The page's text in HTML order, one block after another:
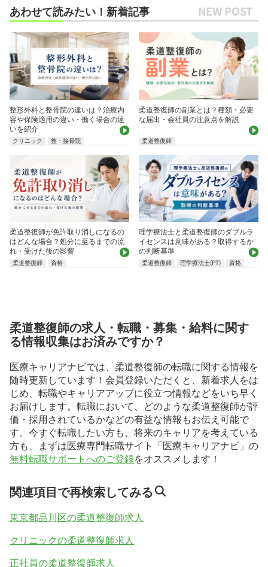
あわせて読みたい！新着記事
整形外科と整骨院の違いは？治療内
容や保険適用の違い・働く場合の違
いを紹介
クリニック 整・接骨院
柔道整復師の副業とは？種類・必要
な届出・会社員の注意点を解説
柔道整復師
柔道整復師が免許取り消しになるの
はどんな場合？処分に至るまでの流
れ・受けた後の影響
柔道整復師 資格
理学療法士と柔道整復師のダブルラ
イセンスは意味がある？取得するか
の判断基準
柔道整復師 理学療法士(PT) 資格
柔道整復師の求人・転職・募集・給料に関す
る情報収集はお済みですか？
医療キャリアナビでは、柔道整復師の転職に関する情報を
随時更新しています！会員登録いただくと、新着求人をは
じめ、転職やキャリアアップに役立つ情報などをいち早く
お届けします。転職において、どのような柔道整復師が評
価・採用されているかなどの有益な情報もお伝え可能で
す。今すぐ転職したい方も、将来のキャリアを考えている
方も、まずは医療専門転職サイト「医療キャリアナビ」の
無料転職サポートへのご登録をオススメします！
関連項目で再検索してみる
東京都品川区の柔道整復師求人
クリニックの柔道整復師求人
正社員の柔道整復師求人